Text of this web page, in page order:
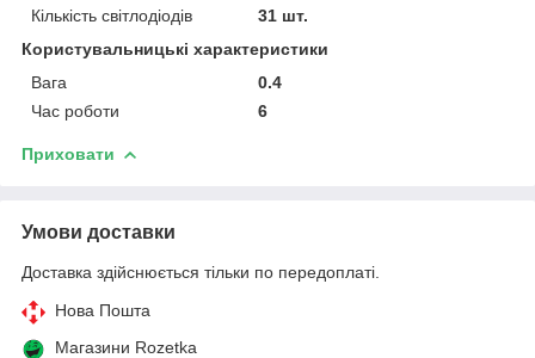
Кількість світлодіодів
31 шт.
Користувальницькі характеристики
Вага
0.4
Час роботи
6
Приховати
Умови доставки
Доставка здійснюється тільки по передоплаті.
Нова Пошта
Магазини Rozetka